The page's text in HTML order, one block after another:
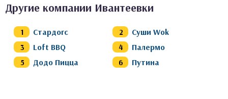
Другие компании Ивантеевки
Стардогс
Суши Wok
Loft BBQ
Палермо
Додо Пицца
Путина